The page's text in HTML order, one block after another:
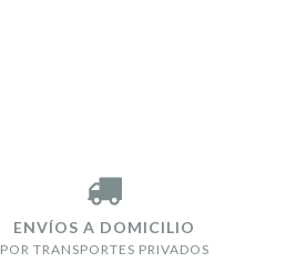
ENVÍOS A DOMICILIO
POR TRANSPORTES PRIVADOS